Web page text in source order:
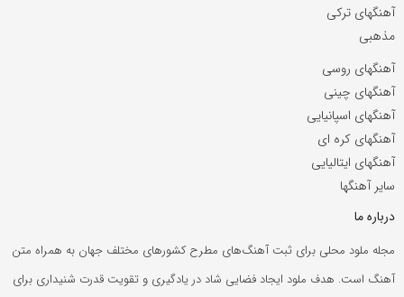
آهنگهای ترکی
مذهبی
آهنگهای روسی
آهنگهای چینی
آهنگهای اسپانیایی
آهنگهای کره ای
آهنگهای ایتالیایی
سایر آهنگها
درباره ما
مجله ملود محلی برای ثبت آهنگ‌های مطرح کشورهای مختلف جهان به همراه متن
آهنگ است. هدف ملود ایجاد فضایی شاد در یادگیری و تقویت قدرت شنیداری برای